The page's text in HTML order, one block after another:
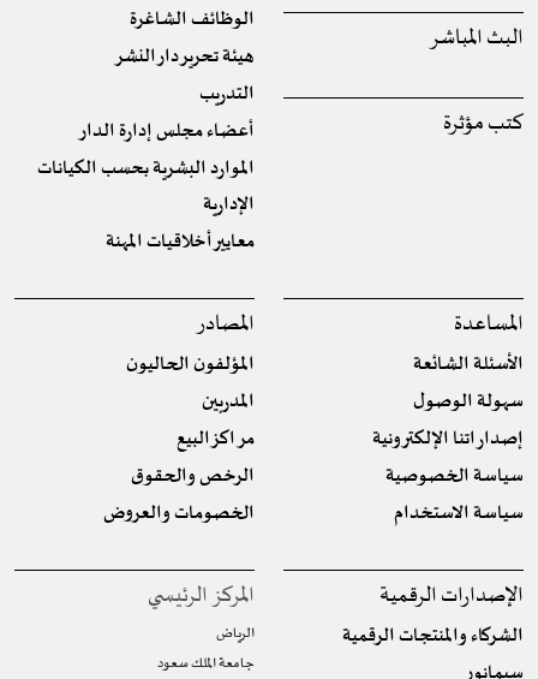
البث المباشر
كتب مؤثرة
الوظائف الشاغرة
هيئة تحرير دار النشر
التدريب
أعضاء مجلس إدارة الدار
الموارد البشرية بحسب الكيانات
الإدارية
معايير أخلاقيات المهنة
المساعدة
الأسئلة الشائعة
سهولة الوصول
إصداراتنا الإلكترونية
سياسة الخصوصية
سياسة الاستخدام
المصادر
المؤلفون الحاليون
المدربين
مراكز البيع
الرخص والحقوق
الخصومات والعروض
الإصدارات الرقمية
الشركاء والمنتجات الرقمية
المركز الرئيسي
الرياض
جامعة الملك سعود